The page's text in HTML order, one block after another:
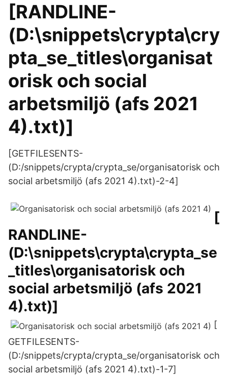
[RANDLINE-
(D:\snippets\crypta\cry
pta_se_titles\organisat
orisk och social
arbetsmiljö (afs 2021
4).txt)]
[GETFILESENTS-
(D:/snippets/crypta/crypta_se/organisatorisk och
social arbetsmiljö (afs 2021 4).txt)-2-4]
[
RANDLINE-
(D:\snippets\crypta\crypta_se
_titles\organisatorisk och
social arbetsmiljö (afs 2021
4).txt)]
[
GETFILESENTS-
(D:/snippets/crypta/crypta_se/organisatorisk och
social arbetsmiljö (afs 2021 4).txt)-1-7]